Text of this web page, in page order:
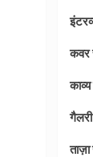
कवर
गैलरी